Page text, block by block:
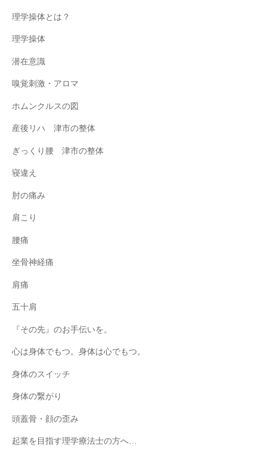
理学操体とは？
理学操体
潜在意識
嗅覚刺激・アロマ
ホムンクルスの図
産後リハ 津市の整体
ぎっくり腰 津市の整体
寝違え
肘の痛み
肩こり
腰痛
坐骨神経痛
肩痛
五十肩
『その先』のお手伝いを。
心は身体でもつ。身体は心でもつ。
身体のスイッチ
身体の繋がり
頭蓋骨・顔の歪み
起業を目指す理学療法士の方へ…